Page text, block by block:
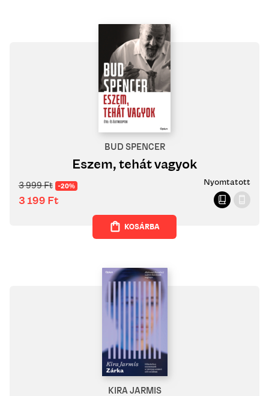
BUD SPENCER
Eszem, tehát vagyok
3 999Ft -20%
3 199 Ft
Nyomtatott
KOSÁRBA
KIRA JARMIS